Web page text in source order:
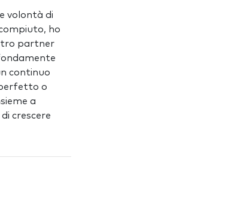
volontà di
ho
partner
continuo
perfetto o
a
crescere